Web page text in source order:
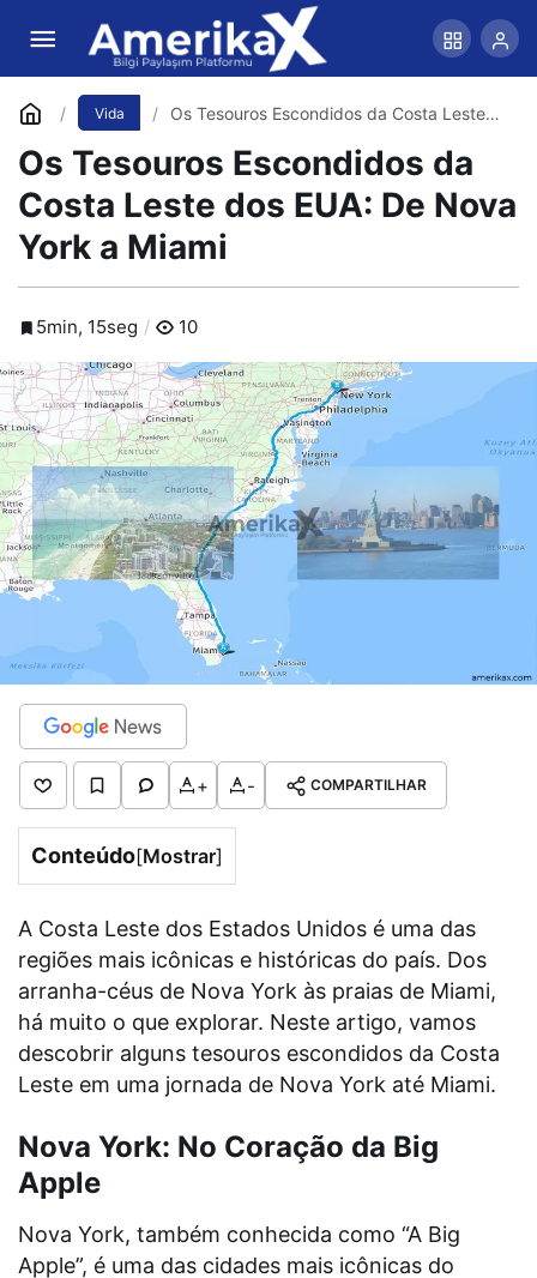
Vida
Os Tesouros Escondidos da Costa Leste
Os Tesouros Escondidos da
Costa Leste dos EUA: De Nova
York a Miami
5min, 15seg 10
+ - COMPARTILHAR
Conteúdo[Mostrar]
A Costa Leste dos Estados Unidos é uma das
regiões mais icônicas e históricas do país. Dos
arranha-céus de Nova York às praias de Miami,
há muito o que explorar. Neste artigo, vamos
descobrir alguns tesouros escondidos da Costa
Leste em uma jornada de Nova York até Miami.
Nova York: No Coração da Big
Apple
Nova York, também conhecida como “A Big
Apple”, é uma das cidades mais icônicas do
Os Estados Unidos são um país ideal para
morar?
Comentar